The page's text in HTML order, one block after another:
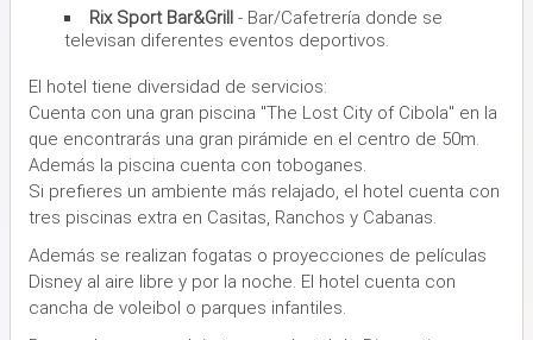
Rix Sport Bar&Grill - Bar/Cafetrería donde se
televisan diferentes eventos deportivos.
El hotel tiene diversidad de servicios:
Cuenta con una gran piscina ''The Lost City of Cibola'' en la
que encontrarás una gran pirámide en el centro de 50m.
Además la piscina cuenta con toboganes.
Si prefieres un ambiente más relajado, el hotel cuenta con
tres piscinas extra en Casitas, Ranchos y Cabanas.
Además se realizan fogatas o proyecciones de películas
Disney al aire libre y por la noche. El hotel cuenta con
cancha de voleibol o parques infantiles.